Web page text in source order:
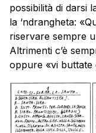
possibilità di darsi
la ‘ndrangheta:
riservare sempre
Altrimenti c’è
oppure «vi buttate